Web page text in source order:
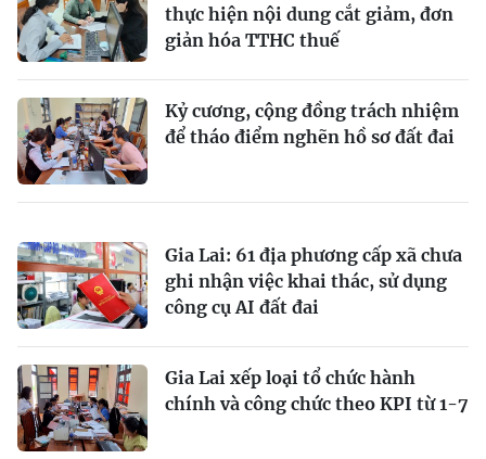
thực hiện nội dung cắt giảm, đơn
giản hóa TTHC thuế
Kỷ cương, cộng đồng trách nhiệm
để tháo điểm nghẽn hồ sơ đất đai
Gia Lai: 61 địa phương cấp xã chưa
ghi nhận việc khai thác, sử dụng
công cụ AI đất đai
Gia Lai xếp loại tổ chức hành
chính và công chức theo KPI từ 1-7